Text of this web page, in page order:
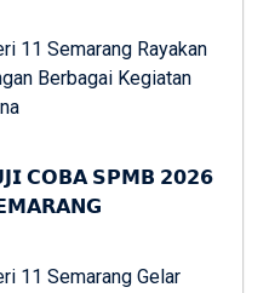
11 Semarang Rayakan
Berbagai Kegiatan
𝗨𝗝𝗜 𝗖𝗢𝗕𝗔 𝗦𝗣𝗠𝗕 𝟮𝟬𝟮𝟲
11 Semarang Gelar